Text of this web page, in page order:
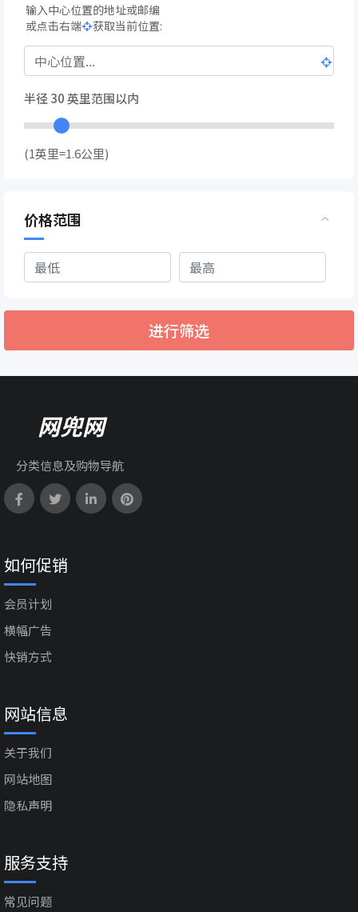
输入中心位置的地址或邮编
或点击右端
获取当前位置:
半径30英里范围以内
(1英里=1.6公里)
价格范围
进行筛选
网兜网
分类信息及购物导航
如何促销
会员计划
横幅广告
快销方式
网站信息
关于我们
网站地图
隐私声明
服务支持
常见问题